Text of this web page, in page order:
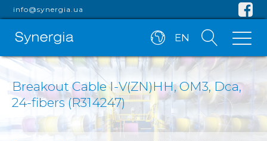
info@synergia.ua
EN
Breakout Cable I-V(ZN)HH, OM3, Dca,
24-fibers (R314247)